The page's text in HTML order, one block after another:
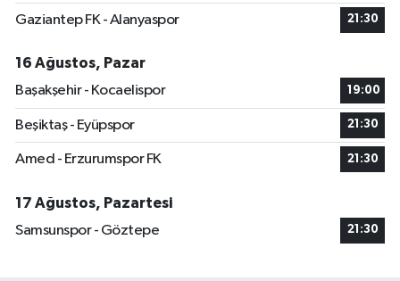
Gaziantep FK - Alanyaspor 21:30
16 Ağustos, Pazar
Başakşehir - Kocaelispor
19:00
Beşiktaş - Eyüpspor 21:30
Amed - Erzurumspor FK 21:30
17 Ağustos, Pazartesi
Samsunspor - Göztepe
21:30